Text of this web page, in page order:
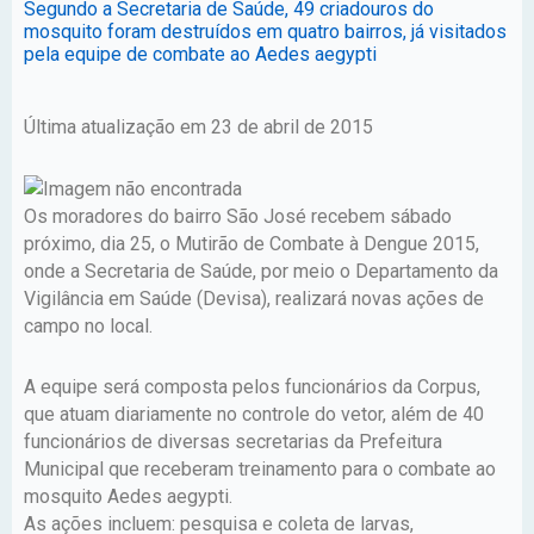
Segundo a Secretaria de Saúde, 49 criadouros do
mosquito foram destruídos em quatro bairros, já visitados
pela equipe de combate ao Aedes aegypti
Última atualização em 23 de abril de 2015
Os moradores do bairro São José recebem sábado
próximo, dia 25, o Mutirão de Combate à Dengue 2015,
onde a Secretaria de Saúde, por meio o Departamento da
Vigilância em Saúde (Devisa), realizará novas ações de
campo no local.
A equipe será composta pelos funcionários da Corpus,
que atuam diariamente no controle do vetor, além de 40
funcionários de diversas secretarias da Prefeitura
Municipal que receberam treinamento para o combate ao
mosquito Aedes aegypti.
As ações incluem: pesquisa e coleta de larvas,